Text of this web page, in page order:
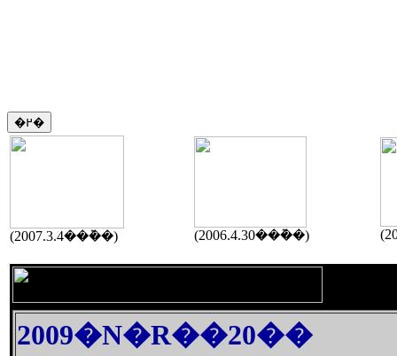
(2007.3.4���݉�) (2006.4.30���݉�)
2009�N�R��20��